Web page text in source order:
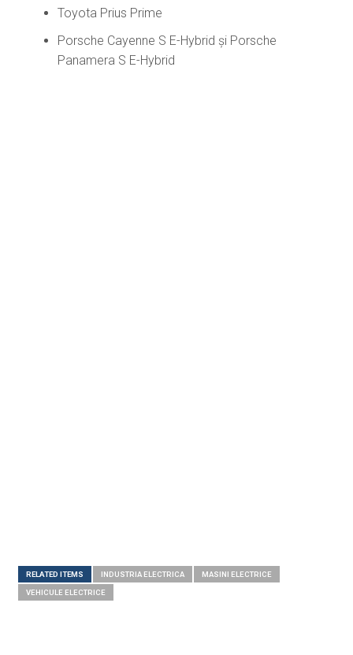
Toyota Prius Prime
Porsche Cayenne S E-Hybrid și Porsche
Panamera S E-Hybrid
RELATED ITEMS INDUSTRIA ELECTRICA MASINI ELECTRICE
VEHICULE ELECTRICE